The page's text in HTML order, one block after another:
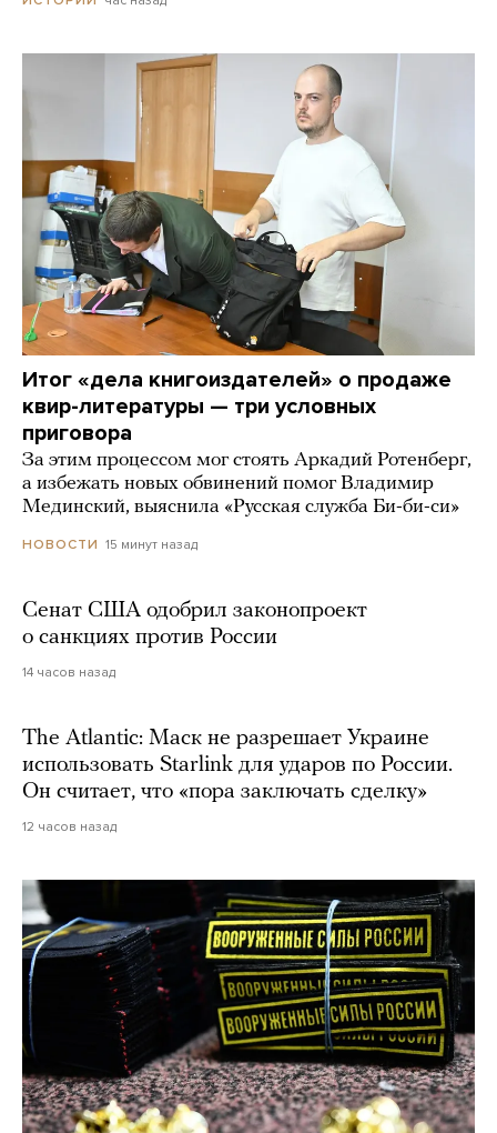
Итог «дела книгоиздателей» о продаже
квир-литературы — три условных
приговора
За этим процессом мог стоять Аркадий Ротенберг,
а избежать новых обвинений помог Владимир
Мединский, выяснила «Русская служба Би-би-си»
НОВОСТИ 15 минут назад
Сенат США одобрил законопроект
о санкциях против России
14 часов назад
The Atlantic: Маск не разрешает Украине
использовать Starlink для ударов по России.
Он считает, что «пора заключать сделку»
12 часов назад